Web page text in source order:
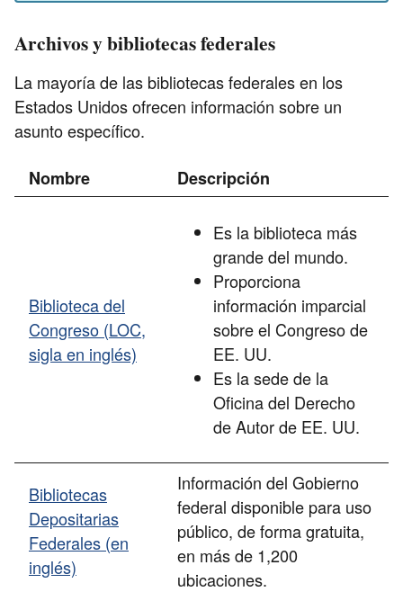
Archivos y bibliotecas federales
La mayoría de las bibliotecas federales en los
Estados Unidos ofrecen información sobre un
asunto específico.
Nombre Descripción
Biblioteca del
Congreso (LOC,
sigla en inglés)
Es la biblioteca más
grande del mundo.
Proporciona
información imparcial
sobre el Congreso de
EE. UU.
Es la sede de la
Oficina del Derecho
de Autor de EE. UU.
Bibliotecas
Depositarias
Federales (en
inglés)
Información del Gobierno
federal disponible para uso
público, de forma gratuita,
en más de 1,200
ubicaciones.